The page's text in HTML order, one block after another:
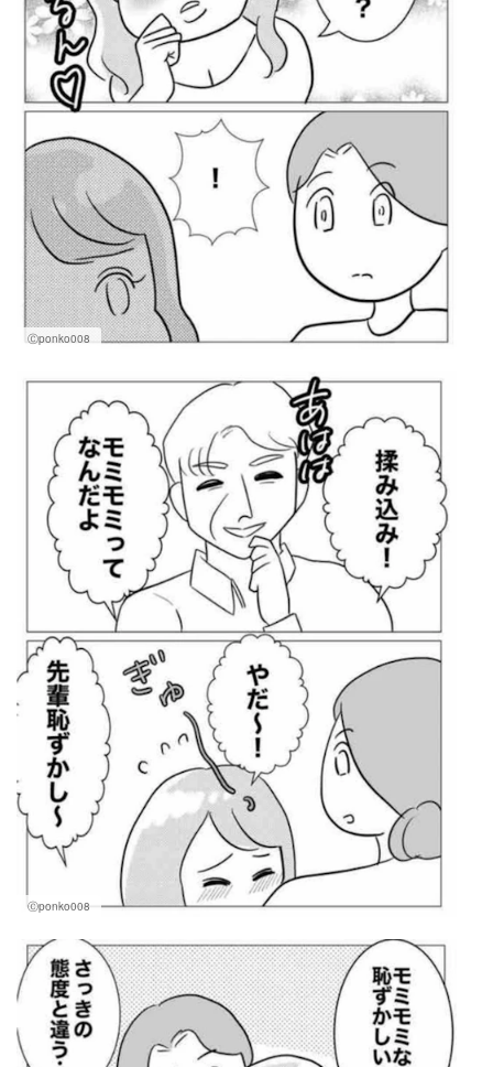
Ⓒponko008
Ⓒponko008